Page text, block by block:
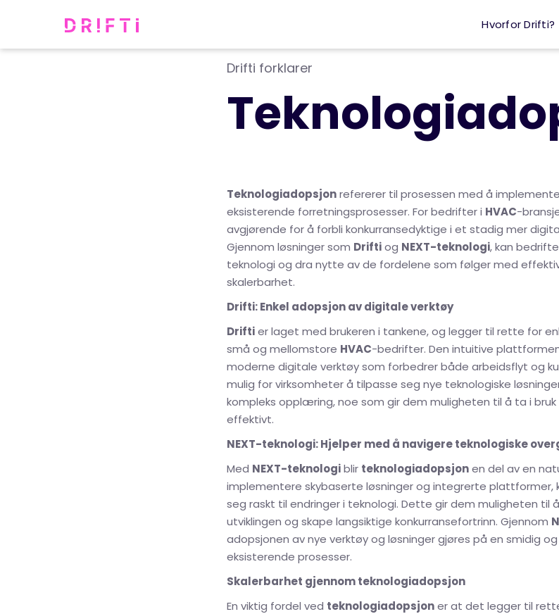
Hvorfor Drifti?
Drifti forklarer
Teknologiadopsjonrefererer til prosessen med å
eksisterende forretningsprosesser. For bedrifter i HVAC-
avgjørende for å forbli konkurransedyktige i et stadig mer
Gjennom løsninger som Driftiog NEXT-teknologi, kan
teknologi og dra nytte av de fordelene som følger med
skalerbarhet.
Drifti: Enkel adopsjon av digitale verktøy
Driftier laget med brukeren i tankene, og legger til rette for
små og mellomstore HVAC-bedrifter. Den intuitive
moderne digitale verktøy som forbedrer både arbeidsflyt og
mulig for virksomheter å tilpasse seg nye teknologiske
kompleks opplæring, noe som gir dem muligheten til å ta i
effektivt.
NEXT-teknologi: Hjelper med å navigere teknologiske
Med NEXT-teknologiblir teknologiadopsjonen del av en
implementere skybaserte løsninger og integrerte plattformer,
seg raskt til endringer i teknologi. Dette gir dem muligheten til
utviklingen og skape langsiktige konkurransefortrinn. Gjennom
adopsjonen av nye verktøy og løsninger gjøres på en smidig
eksisterende prosesser.
Skalerbarhet gjennom teknologiadopsjon
En viktig fordel ved teknologiadopsjoner at det legger til